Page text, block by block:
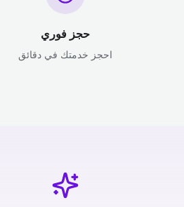
حجز فوري
احجز خدمتك في دقائق